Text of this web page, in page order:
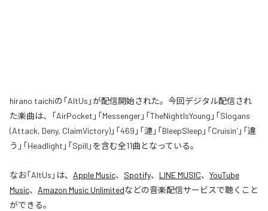
hirano taichiの「AltUs」が配信開始された。今回デジタル配信され
た楽曲は、「AirPocket」「Messenger」「TheNightIsYoung」「Slogans
(Attack, Deny, ClaimVictory)」「469」「漣」「BleepSleep」「Cruisin'」「違
う」「Headlight」「Spill」を含む全11曲となっている。
なお「AltUs 」は、 Apple Music、 Spotify、 LINE MUSIC、 YouTube
Music、 Amazon Music Unlimitedなどの音楽配信サービスで聴くこと
ができる。